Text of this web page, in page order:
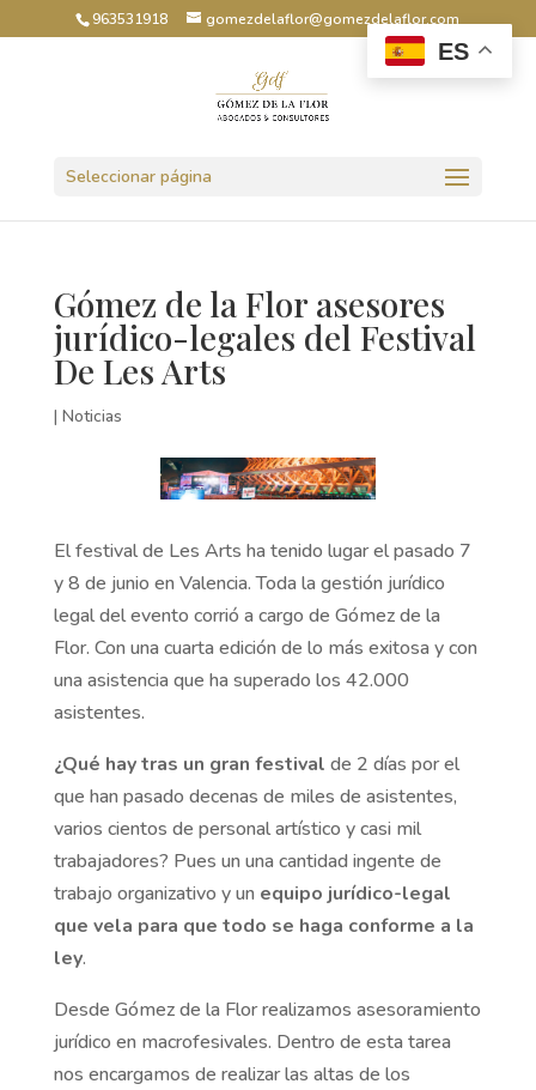
963531918 gomezdelaflor@gomezdelaflor.com
Seleccionar página
Gómez de la Flor asesores
jurídico-legales del Festival
De Les Arts
| Noticias
El festival de Les Arts ha tenido lugar el pasado 7
y 8 de junio en Valencia. Toda la gestión jurídico
legal del evento corrió a cargo de Gómez de la
Flor. Con una cuarta edición de lo más exitosa y con
una asistencia que ha superado los 42.000
asistentes.
¿Qué hay tras un gran festival de 2 días por el
que han pasado decenas de miles de asistentes,
varios cientos de personal artístico y casi mil
trabajadores? Pues un una cantidad ingente de
trabajo organizativo y un equipo jurídico-legal
que vela para que todo se haga conforme a la
ley.
Desde Gómez de la Flor realizamos asesoramiento
jurídico en macrofesivales. Dentro de esta tarea
nos encargamos de realizar las altas de los
ES